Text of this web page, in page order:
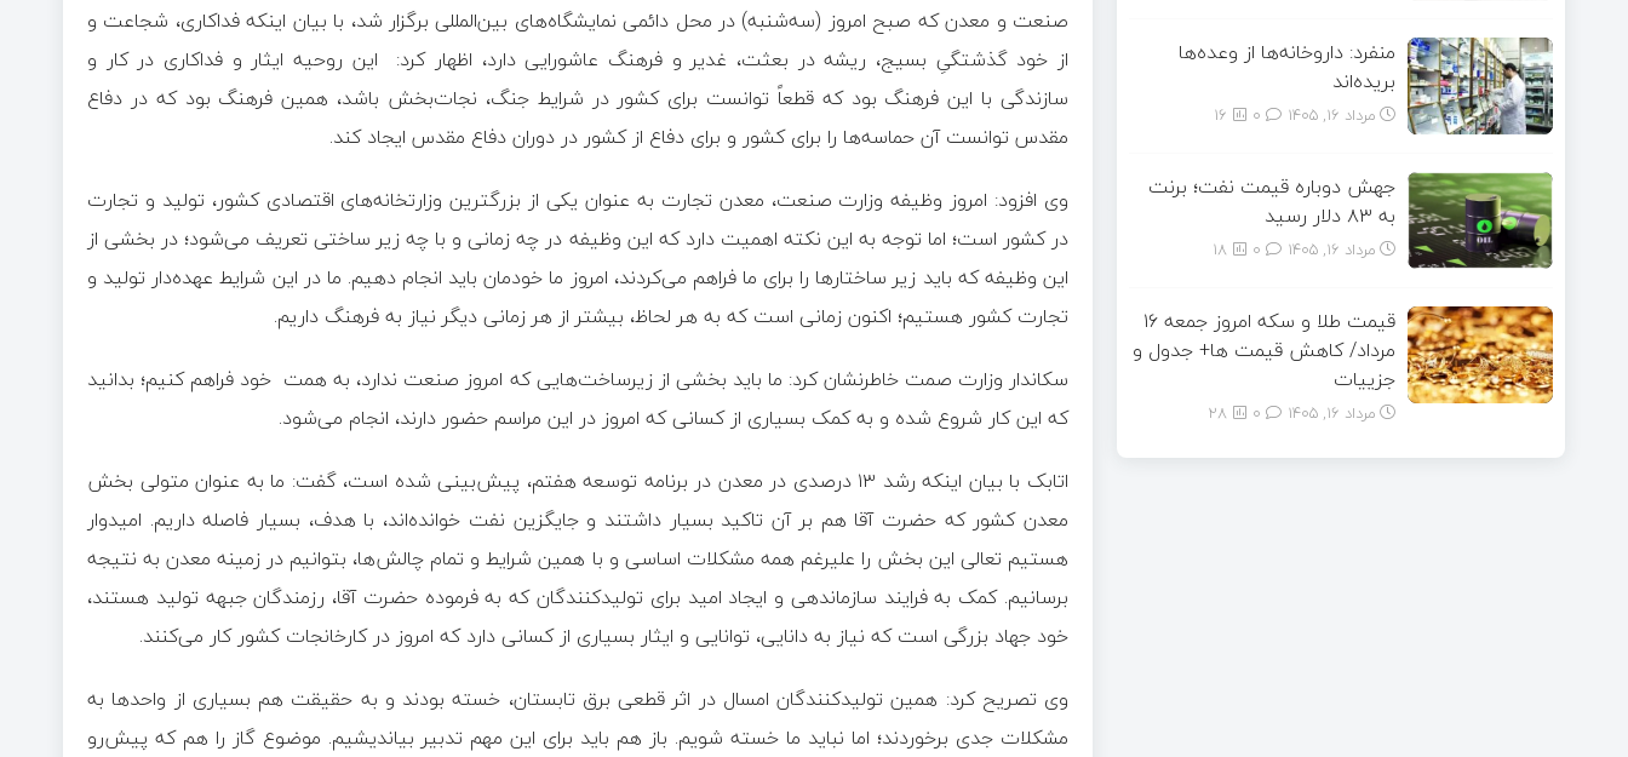
صنعت و معدن که صبح امروز (سه‌شنبه) در محل دائمی نمایشگاه‌های بین‌المللی برگزار شد، با بیان اینکه فداکاری، شجاعت و
از خود گذشتگیِ بسیج، ریشه در بعثت، غدیر و فرهنگ عاشورایی دارد، اظهار کرد: این روحیه ایثار و فداکاری در کار و
سازندگی با این فرهنگ بود که قطعاً توانست برای کشور در شرایط جنگ، نجات‌بخش باشد، همین فرهنگ بود که در دفاع
مقدس توانست آن حماسه‌ها را برای کشور و برای دفاع از کشور در دوران دفاع مقدس ایجاد کند.
وی افزود: امروز وظیفه وزارت صنعت، معدن تجارت به عنوان یکی از بزرگترین وزارتخانه‌های اقتصادی کشور، تولید و تجارت
در کشور است؛ اما توجه به این نکته اهمیت دارد که این وظیفه در چه زمانی و با چه زیر ساختی تعریف می‌شود؛ در بخشی از
این وظیفه که باید زیر ساختارها را برای ما فراهم می‌کردند، امروز ما خودمان باید انجام دهیم. ما در این شرایط عهده‌دار تولید و
تجارت کشور هستیم؛ اکنون زمانی است که به هر لحاظ، بیشتر از هر زمانی دیگر نیاز به فرهنگ داریم.
سکاندار وزارت صمت خاطرنشان کرد: ما باید بخشی از زیرساخت‌هایی که امروز صنعت ندارد، به همت خود فراهم کنیم؛ بدانید
که این کار شروع شده و به کمک بسیاری از کسانی که امروز در این مراسم حضور دارند، انجام می‌شود.
اتابک با بیان اینکه رشد ۱۳ درصدی در معدن در برنامه توسعه هفتم، پیش‌بینی شده است، گفت: ما به عنوان متولی بخش
معدن کشور که حضرت آقا هم بر آن تاکید بسیار داشتند و جایگزین نفت خوانده‌اند، با هدف، بسیار فاصله داریم. امیدوار
هستیم تعالی این بخش را علیرغم همه مشکلات اساسی و با همین شرایط و تمام چالش‌ها، بتوانیم در زمینه معدن به نتیجه
برسانیم. کمک به فرایند سازماندهی و ایجاد امید برای تولیدکنندگان که به فرموده حضرت آقا، رزمندگان جبهه تولید هستند،
خود جهاد بزرگی است که نیاز به دانایی، توانایی و ایثار بسیاری از کسانی دارد که امروز در کارخانجات کشور کار می‌کنند.
وی تصریح کرد: همین تولیدکنندگان امسال در اثر قطعی برق تابستان، خسته بودند و به حقیقت هم بسیاری از واحدها به
مشکلات جدی برخوردند؛ اما نباید ما خسته شویم. باز هم باید برای این مهم تدبیر بیاندیشیم. موضوع گاز را هم که پیش‌رو
منفرد: داروخانه‌ها از وعده‌ها
بریده‌اند
مرداد ۱۶, ۱۴۰۵ 16
جهش دوباره قیمت نفت؛ برنت
به ۸۳ دلار رسید
مرداد ۱۶, ۱۴۰۵ 18
قیمت طلا و سکه امروز جمعه ۱۶
مرداد/ کاهش قیمت ها+ جدول و
جزییات
مرداد ۱۶, ۱۴۰۵ 28